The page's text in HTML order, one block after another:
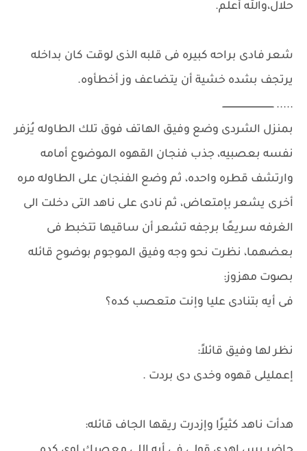
حلال،والله أعلم.
شعر فادى براحه كبيره فى قلبه الذى لوقت كان بداخله
يرتجف بشده خشية أن يتضاعف وز أخطأوه.
..... ـــــــــــــــــــــــــــــــــــــ
بمنزل الشردى وضع وفيق الهاتف فوق تلك الطاوله يُزفر
نفسه بعصبيه، جذب فنجان القهوه الموضوع أمامه
وارتشف قطره واحده، ثم وضع الفنجان على الطاوله مره
أخرى يشعر بإمتعاض، ثم نادى على ناهد التى دخلت الى
الغرفه سريعًا برجفه تشعر أن ساقيها تتخبط فى
بعضهما، نظرت نحو وجه وفيق الموجوم بوضوح قائله
بصوت مهزوز:
فى أيه بتنادى عليا وإنت متعصب كده؟
نظر لها وفيق قائلاً:
إعمليلى قهوه وخدى دى بردت .
هدأت ناهد كثيرًا وإزدرت ريقها الجاف قائله: